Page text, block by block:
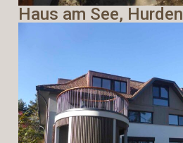
Haus am See, Hurden